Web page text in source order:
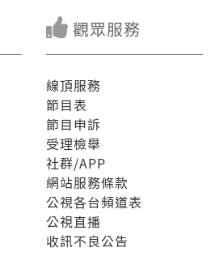
觀眾服務
線頂服務
節目表
節目申訴
受理檢舉
社群/APP
網站服務條款
公視各台頻道表
公視直播
收訊不良公告